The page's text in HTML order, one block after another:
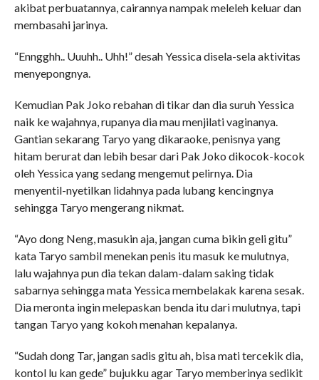
akibat perbuatannya, cairannya nampak meleleh keluar dan
membasahi jarinya.
“Enngghh.. Uuuhh.. Uhh!” desah Yessica disela-sela aktivitas
menyepongnya.
Kemudian Pak Joko rebahan di tikar dan dia suruh Yessica
naik ke wajahnya, rupanya dia mau menjilati vaginanya.
Gantian sekarang Taryo yang dikaraoke, penisnya yang
hitam berurat dan lebih besar dari Pak Joko dikocok-kocok
oleh Yessica yang sedang mengemut pelirnya. Dia
menyentil-nyetilkan lidahnya pada lubang kencingnya
sehingga Taryo mengerang nikmat.
“Ayo dong Neng, masukin aja, jangan cuma bikin geli gitu”
kata Taryo sambil menekan penis itu masuk ke mulutnya,
lalu wajahnya pun dia tekan dalam-dalam saking tidak
sabarnya sehingga mata Yessica membelakak karena sesak.
Dia meronta ingin melepaskan benda itu dari mulutnya, tapi
tangan Taryo yang kokoh menahan kepalanya.
“Sudah dong Tar, jangan sadis gitu ah, bisa mati tercekik dia,
kontol lu kan gede” bujukku agar Taryo memberinya sedikit